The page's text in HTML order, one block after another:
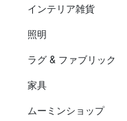
インテリア雑貨
照明
ラグ & ファブリック
家具
ムーミンショップ